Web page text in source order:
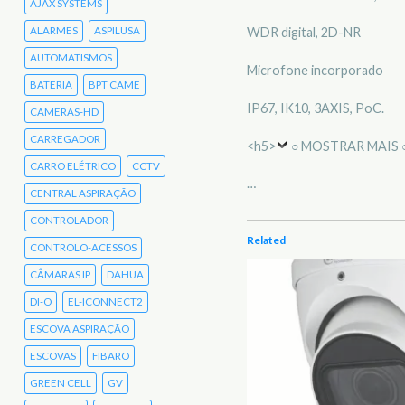
AJAX SYSTEMS
ALARMES ASPILUSA
AUTOMATISMOS
BATERIA BPT CAME
CAMERAS-HD
CARREGADOR
CARRO ELÉTRICO CCTV
CENTRAL ASPIRAÇÃO
CONTROLADOR
CONTROLO-ACESSOS
CÂMARAS IP DAHUA
DI-O EL-ICONNECT2
ESCOVA ASPIRAÇÃO
ESCOVAS FIBARO
GREEN CELL GV
WDR digital, 2D-NR
Microfone incorporado
IP67, IK10, 3AXIS, PoC.
<h5> ○ MOSTRAR MAIS
…
Related